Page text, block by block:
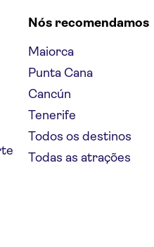
Nós recomendamos
Maiorca
Punta Cana
Cancún
Tenerife
Todos os destinos
Todas as atrações